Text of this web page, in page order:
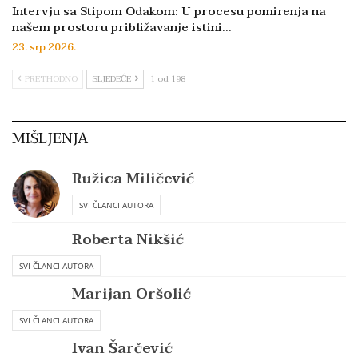
Intervju sa Stipom Odakom: U procesu pomirenja na
našem prostoru približavanje istini…
23. srp 2026.
PRETHODNO SLJEDEĆE 1 od 198
MIŠLJENJA
Ružica Miličević
SVI ČLANCI AUTORA
Roberta Nikšić
SVI ČLANCI AUTORA
Marijan Oršolić
SVI ČLANCI AUTORA
Ivan Šarčević